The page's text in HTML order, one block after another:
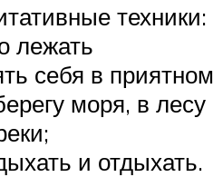
техники:
лежать
себя в приятном
моря, в лесу
и отдыхать.